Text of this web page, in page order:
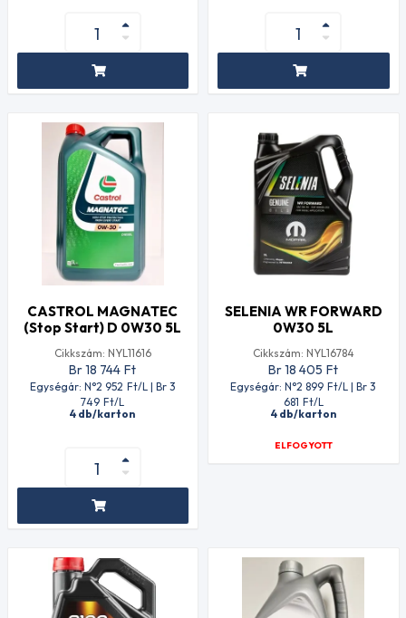
CASTROL MAGNATEC
(Stop Start) D 0W30 5L
Cikkszám: NYL11616
Br 18 744 Ft
Egységár: N°2 952 Ft/L | Br 3
749 Ft/L
4 db/karton
SELENIA WR FORWARD
0W30 5L
Cikkszám: NYL16784
Br 18 405 Ft
Egységár: N°2 899 Ft/L | Br 3
681 Ft/L
4 db/karton
ELFOGYOTT